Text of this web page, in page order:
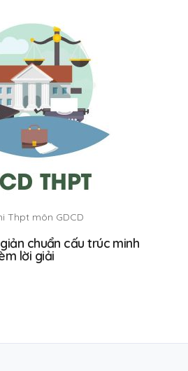
Thpt môn GDCD
chuẩn cấu trúc minh
lời giải